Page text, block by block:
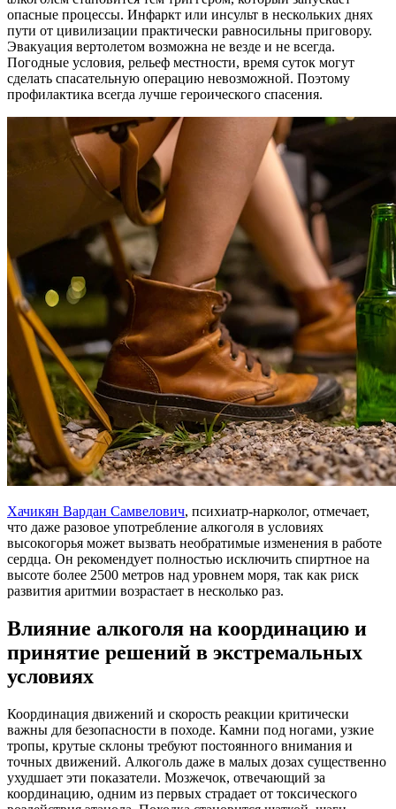
опасные процессы. Инфаркт или инсульт в нескольких днях
пути от цивилизации практически равносильны приговору.
Эвакуация вертолетом возможна не везде и не всегда.
Погодные условия, рельеф местности, время суток могут
сделать спасательную операцию невозможной. Поэтому
профилактика всегда лучше героического спасения.
Хачикян Вардан Самвелович, психиатр-нарколог, отмечает,
что даже разовое употребление алкоголя в условиях
высокогорья может вызвать необратимые изменения в работе
сердца. Он рекомендует полностью исключить спиртное на
высоте более 2500 метров над уровнем моря, так как риск
развития аритмии возрастает в несколько раз.
Влияние алкоголя на координацию и
принятие решений в экстремальных
условиях
Координация движений и скорость реакции критически
важны для безопасности в походе. Камни под ногами, узкие
тропы, крутые склоны требуют постоянного внимания и
точных движений. Алкоголь даже в малых дозах существенно
ухудшает эти показатели. Мозжечок, отвечающий за
координацию, одним из первых страдает от токсического